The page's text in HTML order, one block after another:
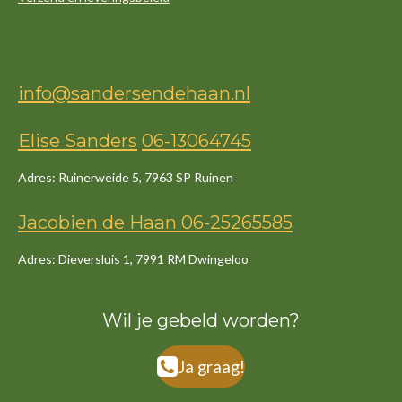
info@sandersendehaan.nl
Elise Sanders 06-13064745
Adres: Ruinerweide 5, 7963 SP Ruinen
Jacobien de Haan 06-25265585
Adres: Dieversluis 1, 7991 RM Dwingeloo
Wil je gebeld worden?
Ja graag!